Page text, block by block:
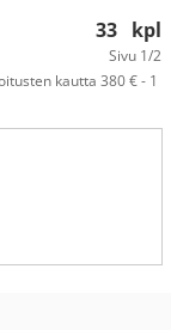
33 kpl
Sivu 1/2
kautta 380 € - 1